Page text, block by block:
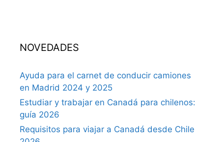
NOVEDADES
Ayuda para el carnet de conducir camiones
en Madrid 2024 y 2025
Estudiar y trabajar en Canadá para chilenos:
guía 2026
Requisitos para viajar a Canadá desde Chile